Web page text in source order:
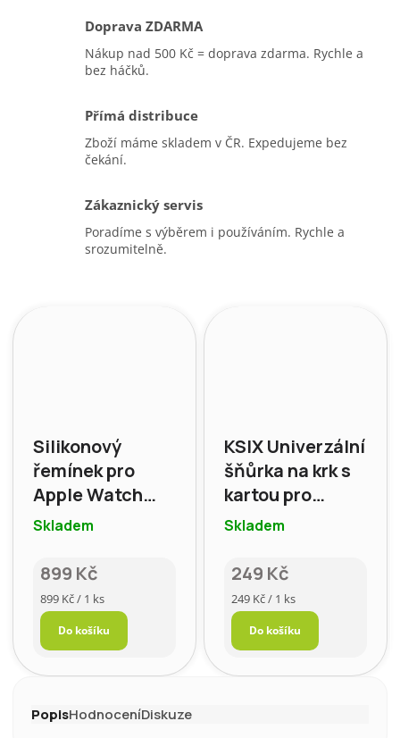
Doprava ZDARMA
Nákup nad 500 Kč = doprava zdarma. Rychle a
bez háčků.
Přímá distribuce
Zboží máme skladem v ČR. Expedujeme bez
čekání.
Zákaznický servis
Poradíme s výběrem i používáním. Rychle a
srozumitelně.
Silikonový
řemínek pro
Apple Watch
38/40/41/42mm
Panna Cotta +
fialová
Skladem
899 Kč
Měrná
cena:
899 Kč / 1 ks
Do košíku
KSIX Univerzální
šňůrka na krk s
kartou pro
smartphone,
Skladem
249 Kč
Měrná
cena:
249 Kč / 1 ks
Do košíku
PopisHodnoceníDiskuze